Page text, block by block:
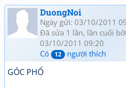
DuongNoi
Ngày gửi: 03/10/2011
Đã sửa 1 lần, lần cuối bởi
03/10/2011 09:20
Có
12 người thích
GÓC PHỐ